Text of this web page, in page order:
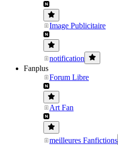
Image Publicitaire
notification
Fanplus
Forum Libre
Art Fan
meilleures Fanfictions